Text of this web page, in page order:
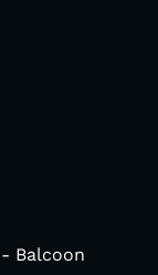
Balcoon